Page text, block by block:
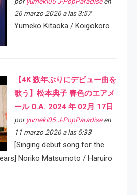
26 marzo 2026 a las 3:57
Yumeko Kitaoka / Koigokoro
【4K 数年ぶりにデビュー曲を
歌う】松本典子 春色のエアメ
ール O.A. 2024 年 02月 17日
por yumeki05 J-PopParadiseen
11 marzo 2026 a las 5:33
[Singing debut song for the
Noriko Matsumoto / Haruiro